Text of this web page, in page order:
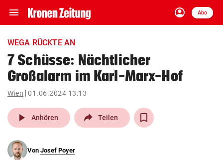
menu Navigation
ein-/ausklappen
account_circle
Anmelden
Abo
close Schließen
account_circle Anmelden
arrow_right
pin_drop
Wien arrow_right
WEGA RÜCKTE AN
7 Schüsse: Nächtlicher
Großalarm im Karl-Marx-Hof
Wien 01.06.2024 13:13
play_arrow Anhören Teilen
Von Josef Poyer